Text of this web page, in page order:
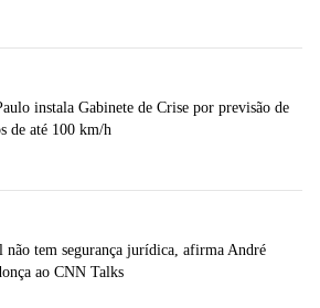
instala Gabinete de Crise por previsão de
de até 100 km/h
não tem segurança jurídica, afirma André
ao CNN Talks